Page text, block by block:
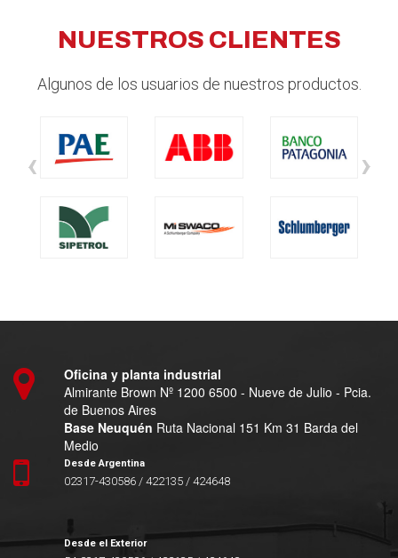
NUESTROS CLIENTES
Algunos de los usuarios de nuestros productos.
‹ ›
Oficina y planta industrial
Almirante Brown Nº 1200 6500 - Nueve de Julio - Pcia.
de Buenos Aires
Base Neuquén Ruta Nacional 151 Km 31 Barda del
Medio
Desde Argentina
02317-430586 / 422135 / 424648
Desde el Exterior